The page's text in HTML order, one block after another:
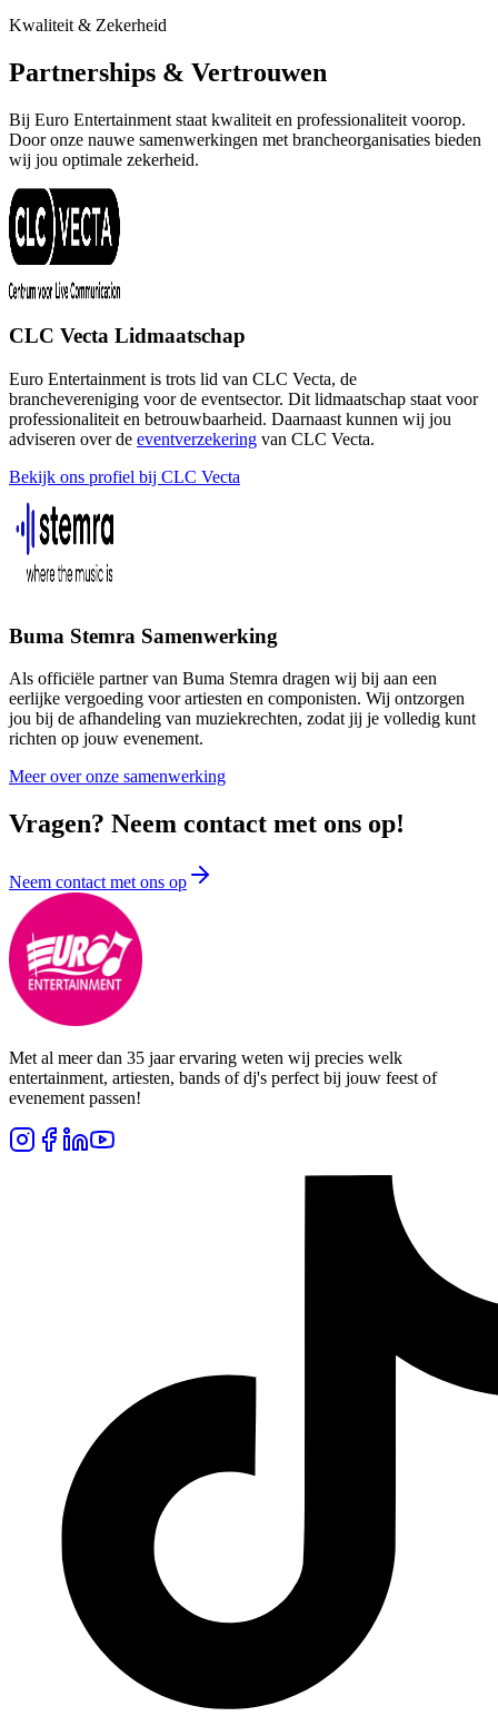
Kwaliteit & Zekerheid
Partnerships & Vertrouwen
Bij Euro Entertainment staat kwaliteit en professionaliteit voorop.
Door onze nauwe samenwerkingen met brancheorganisaties bieden
wij jou optimale zekerheid.
CLC Vecta Lidmaatschap
Euro Entertainment is trots lid van CLC Vecta, de
branchevereniging voor de eventsector. Dit lidmaatschap staat voor
professionaliteit en betrouwbaarheid. Daarnaast kunnen wij jou
adviseren over de eventverzekering van CLC Vecta.
Bekijk ons profiel bij CLC Vecta
Buma Stemra Samenwerking
Als officiële partner van Buma Stemra dragen wij bij aan een
eerlijke vergoeding voor artiesten en componisten. Wij ontzorgen
jou bij de afhandeling van muziekrechten, zodat jij je volledig kunt
richten op jouw evenement.
Meer over onze samenwerking
Vragen? Neem contact met ons op!
Neem contact met ons op
Met al meer dan 35 jaar ervaring weten wij precies welk
entertainment, artiesten, bands of dj's perfect bij jouw feest of
evenement passen!